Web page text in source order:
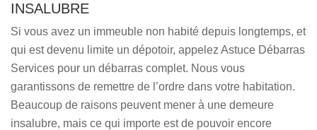
INSALUBRE
Si vous avez un immeuble non habité depuis longtemps, et
qui est devenu limite un dépotoir, appelez Astuce Débarras
Services pour un débarras complet. Nous vous
garantissons de remettre de l’ordre dans votre habitation.
Beaucoup de raisons peuvent mener à une demeure
insalubre, mais ce qui importe est de pouvoir encore